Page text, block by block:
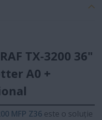
TX-3200 36"
A0 +
MFP Z36 este o soluție